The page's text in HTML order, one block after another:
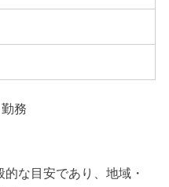
務
な目安であり、地域・